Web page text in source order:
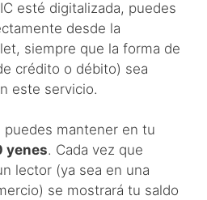
esté digitalizada, puedes
desde la
siempre que la forma de
crédito o débito) sea
este servicio.
puedes mantener en tu
yenes. Cada vez que
lector (ya sea en una
se mostrará tu saldo